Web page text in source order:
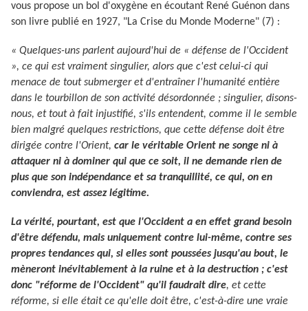
vous propose un bol d'oxygène en écoutant René Guénon dans
son livre publié en 1927, "La Crise du Monde Moderne" (7) :
« Quelques-uns parlent aujourd'hui de « défense de l'Occident
», ce qui est vraiment singulier, alors que c'est celui-ci qui
menace de tout submerger et d'entraîner l'humanité entière
dans le tourbillon de son activité désordonnée ; singulier, disons-
nous, et tout à fait injustifié, s'ils entendent, comme il le semble
bien malgré quelques restrictions, que cette défense doit être
dirigée contre l'Orient, car le véritable Orient ne songe ni à
attaquer ni à dominer qui que ce soit, il ne demande rien de
plus que son indépendance et sa tranquillité, ce qui, on en
conviendra, est assez légitime.
La vérité, pourtant, est que l'Occident a en effet grand besoin
d'être défendu, mais uniquement contre lui-même, contre ses
propres tendances qui, si elles sont poussées jusqu'au bout, le
mèneront inévitablement à la ruine et à la destruction ; c'est
donc "réforme de l'Occident" qu'il faudrait dire, et cette
réforme, si elle était ce qu'elle doit être, c'est-à-dire une vraie